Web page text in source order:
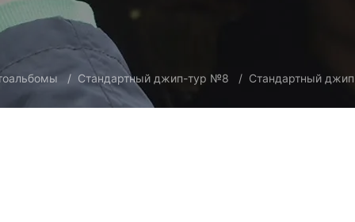
Стандартный джип-тур №8 Стандартный